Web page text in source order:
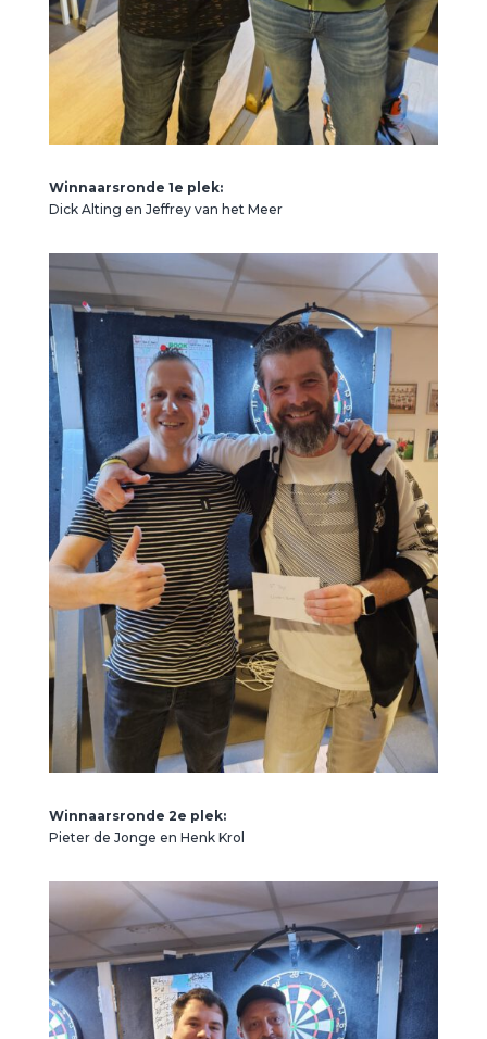
Winnaarsronde 1e plek:
Dick Alting en Jeffrey van het Meer
Winnaarsronde 2e plek:
Pieter de Jonge en Henk Krol